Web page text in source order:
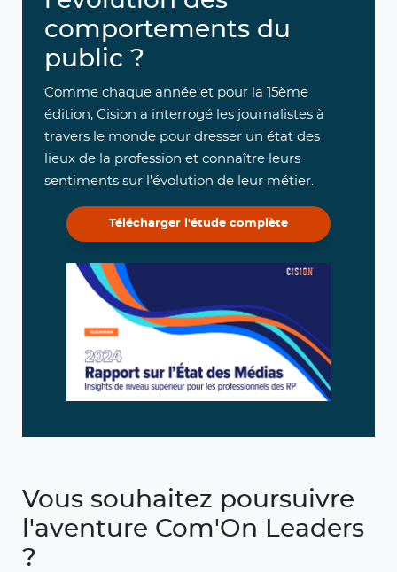
comportements du
public ?
Comme chaque année et pour la 15ème
édition, Cision a interrogé les journalistes à
travers le monde pour dresser un état des
lieux de la profession et connaître leurs
sentiments sur l’évolution de leur métier.
Télécharger l'étude complète
Vous souhaitez poursuivre
l'aventure Com'On Leaders
?